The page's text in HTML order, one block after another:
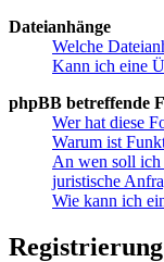
Dateianhänge
Welche
Kann ich eine
phpBB betreffende
Wer hat diese
Warum ist
An wen soll ich
juristische
Wie kann ich